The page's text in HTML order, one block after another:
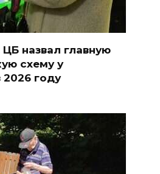
ЦБ назвал главную
схему у
2026 году